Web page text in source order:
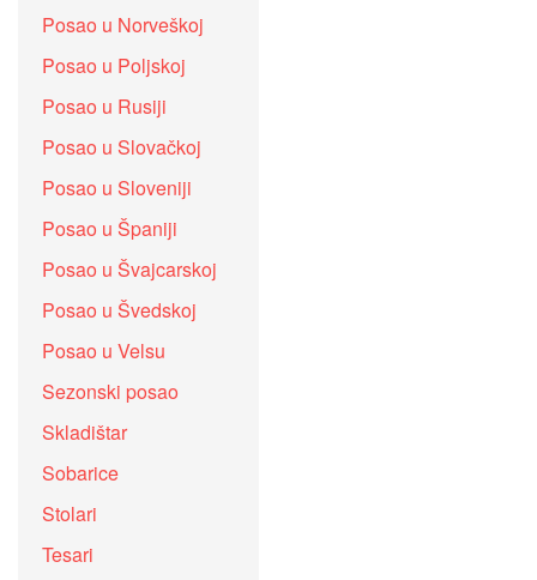
Posao u Norveškoj
Posao u Poljskoj
Posao u Rusiji
Posao u Slovačkoj
Posao u Sloveniji
Posao u Španiji
Posao u Švajcarskoj
Posao u Švedskoj
Posao u Velsu
Sezonski posao
Skladištar
Sobarice
Stolari
Tesari